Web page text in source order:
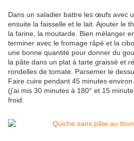
Dans un saladier battre les œufs avec
ensuite la faisselle et le lait. Ajouter le
la farine, la moutarde. Bien mélanger
terminer avec le fromage râpé et la
une bonne quantité pour donner du
la pâte dans un plat à tarte graissé et
rondelles de tomate. Parsemer le
Faire cuire pendant 45 minutes
(j'ai mis 30 minutes à 180° et 15
froid.